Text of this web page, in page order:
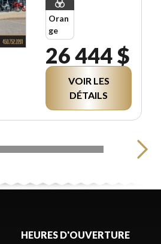
Oran
ge
26 444 $
VOIR LES
DÉTAILS
HEURES D'OUVERTURE